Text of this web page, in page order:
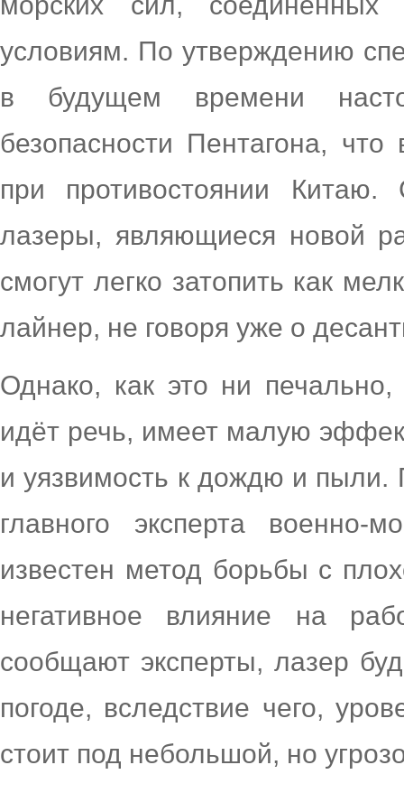
условиям. По утверждению
в будущем времени
безопасности Пентагона,
при противостоянии Китаю.
лазеры, являющиеся новой
смогут легко затопить как
лайнер, не говоря уже о
Однако, как это ни
идёт речь, имеет малую
и уязвимость к дождю и
главного эксперта
известен метод борьбы с
негативное влияние на
сообщают эксперты, лазер
погоде, вследствие чего,
стоит под небольшой, но